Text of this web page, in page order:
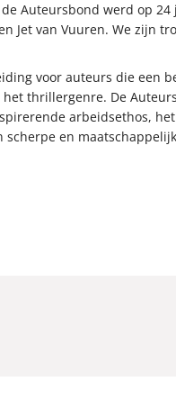
Auteursbond werd op
Jet van Vuuren. We zijn
voor auteurs die een
thrillergenre. De
arbeidsethos,
en